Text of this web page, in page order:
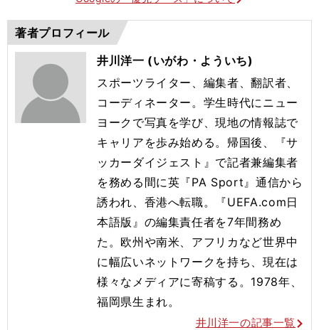
著者プロフィール
井川洋一 (いがわ・よういち)
スポーツライター、編集者、翻訳者、
コーディネーター。学生時代にニュー
ヨークで写真を学び、現地の情報誌で
キャリアを歩み始める。帰国後、『サ
ッカーダイジェスト』で記者兼編集者
を務める間に英『PA Sport』通信から
誘われ、香港へ転職。『UEFA.com日
本語版』の編集責任者を7年間務め
た。欧州や南米、アフリカなど世界中
に幅広いネットワークを持ち、現在は
様々なメディアに寄稿する。1978年、
福岡県生まれ。
井川洋一の記事一覧